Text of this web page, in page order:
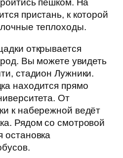
пешком. На
пристань, к которой
теплоходы.
открывается
Вы можете увидеть
стадион Лужники.
находится прямо
От
к набережной ведёт
Рядом со смотровой
остановка